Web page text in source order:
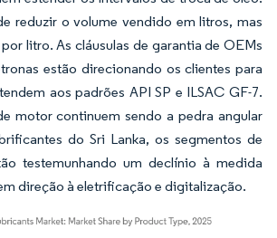
reduzir o volume vendido em litros, mas
litro. As cláusulas de garantia de OEMs
estão direcionando os clientes para
aos padrões API SP e ILSAC GF-7.
motor continuem sendo a pedra angular
do Sri Lanka, os segmentos de
testemunhando um declínio à medida
direção à eletrificação e digitalização.